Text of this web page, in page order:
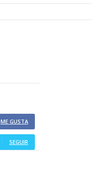
ME GUSTA
SEGUIR